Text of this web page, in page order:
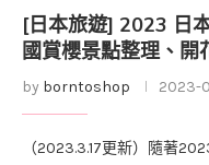
[日本旅遊] 2023 日
國賞櫻景點整理、開
by borntoshop 2023-
（2023.3.17更新）隨著